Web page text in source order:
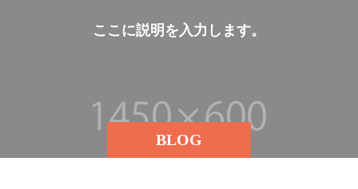
BLOG
こ こ に説明 を 入 力 し ま す。